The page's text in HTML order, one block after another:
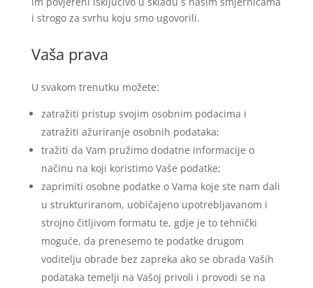
i strogo za svrhu koju smo ugovorili.
Vaša prava
U svakom trenutku možete:
zatražiti pristup svojim osobnim podacima i
zatražiti ažuriranje osobnih podataka;
tražiti da Vam pružimo dodatne informacije o
načinu na koji koristimo Vaše podatke;
zaprimiti osobne podatke o Vama koje ste nam dali
u strukturiranom, uobičajeno upotrebljavanom i
strojno čitljivom formatu te, gdje je to tehnički
moguće, da prenesemo te podatke drugom
voditelju obrade bez zapreka ako se obrada Vaših
podataka temelji na Vašoj privoli i provodi se na